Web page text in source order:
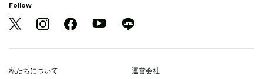
Follow
私たちについて 運営会社